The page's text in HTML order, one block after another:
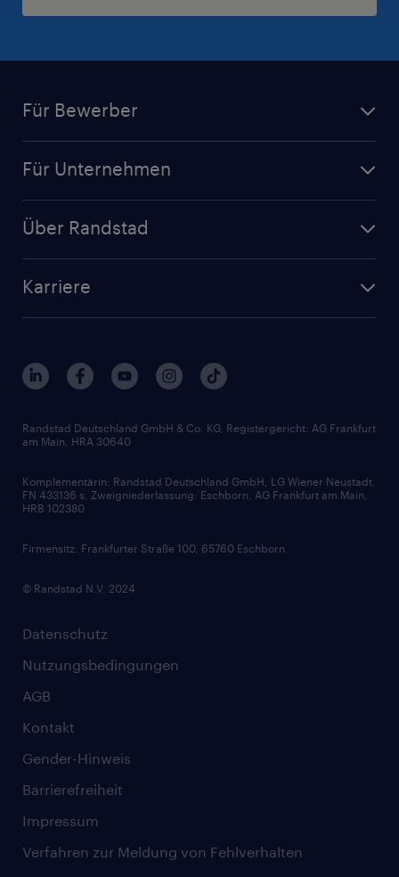
Für Bewerber
Initiativbewerbung
Randstad Akademie
Für Unternehmen
Branchen
Über Randstad
Interne Karriere
FAQ - Bewerber / Kunden
Zertifikate und Auszeichnungen
Karriere
Berufsprofile
Gehaltsthemen
Bewerbungsratgeber
Soft Skills
Skills
Datenschutz
Nutzungsbedingungen
AGB
Kontakt
Gender-Hinweis
Barrierefreiheit
Impressum
Verfahren zur Meldung von Fehlverhalten
Randstad Deutschland GmbH & Co. KG, Registergericht: AG Frankfurt
am Main, HRA 30640
Komplementärin: Randstad Deutschland GmbH, LG Wiener Neustadt,
FN 433136 s, Zweigniederlassung: Eschborn, AG Frankfurt am Main,
HRB 102380
Firmensitz: Frankfurter Straße 100, 65760 Eschborn
© Randstad N.V. 2024